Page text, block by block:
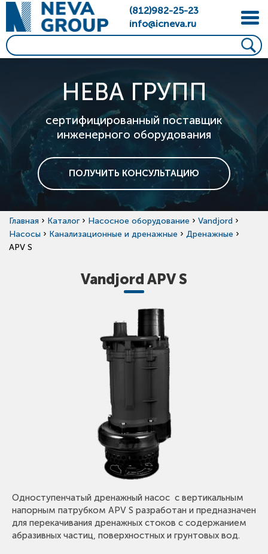
(812)982-25-23
info@icneva.ru
НЕВА ГРУПП
сертифицированный поставщик
инженерного оборудования
ПОЛУЧИТЬ КОНСУЛЬТАЦИЮ
Главная › Каталог › Насосное оборудование › Vandjord ›
Насосы › Канализационные и дренажные › Дренажные ›
APV S
Vandjord APV S
Одноступенчатый дренажный насос с вертикальным
напорным патрубком APV S разработан и предназначен
для перекачивания дренажных стоков с содержанием
абразивных частиц, поверхностных и грунтовых вод.